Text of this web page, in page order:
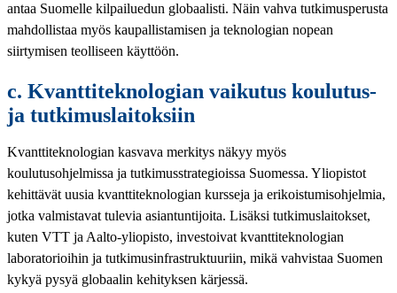
antaa Suomelle kilpailuedun globaalisti. Näin vahva tutkimusperusta
mahdollistaa myös kaupallistamisen ja teknologian nopean
siirtymisen teolliseen käyttöön.
c. Kvanttiteknologian vaikutus koulutus-
ja tutkimuslaitoksiin
Kvanttiteknologian kasvava merkitys näkyy myös
koulutusohjelmissa ja tutkimusstrategioissa Suomessa. Yliopistot
kehittävät uusia kvanttiteknologian kursseja ja erikoistumisohjelmia,
jotka valmistavat tulevia asiantuntijoita. Lisäksi tutkimuslaitokset,
kuten VTT ja Aalto-yliopisto, investoivat kvanttiteknologian
laboratorioihin ja tutkimusinfrastruktuuriin, mikä vahvistaa Suomen
kykyä pysyä globaalin kehityksen kärjessä.